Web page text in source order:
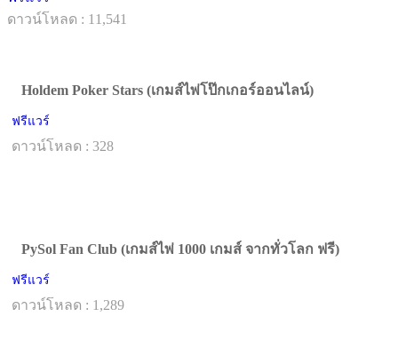
ดาวน์โหลด : 11,541
Holdem Poker Stars (เกมส์ไพ่โป๊กเกอร์ออนไลน์)
ฟรีแวร์
ดาวน์โหลด : 328
PySol Fan Club (เกมส์ไพ่ 1000 เกมส์ จากทั่วโลก ฟรี)
ฟรีแวร์
ดาวน์โหลด : 1,289